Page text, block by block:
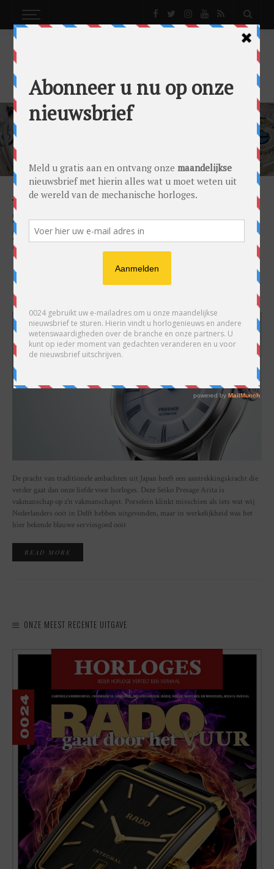
BACKGROUND NEWS NIEUWS STORIES
SEIKO PRESAGE ARITA VIERT DE
STRALENDE SCHOONHEID VAN JAPANSE
TRADITIES (LONGREAD)
14/05/2022
SHARE
De pracht van traditionele ambachten uit Japan heeft een aantrekkingskracht die
verder gaat dan onze liefde voor horloges. Deze Seiko Presage Arita is
vakmanschap op z'n vakmanschapst. Porselein klinkt misschien als iets wat wij
Nederlanders ooit in Delft hebben uitgevonden, maar in werkelijkheid was het
hier bekende blauwe serviesgoed ooit
READ MORE
ONZE MEEST RECENTE UITGAVE